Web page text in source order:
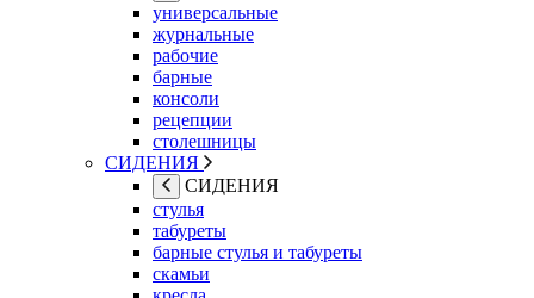
универсальные
журнальные
рабочие
барные
консоли
рецепции
столешницы
СИДЕНИЯ
СИДЕНИЯ
стулья
табуреты
барные стулья и табуреты
скамьи